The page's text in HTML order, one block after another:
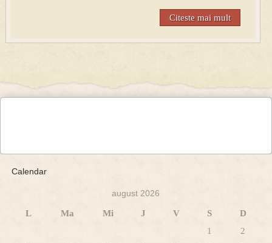
Citeste mai mult
Calendar
august 2026
L Ma Mi J V S
D
1
2